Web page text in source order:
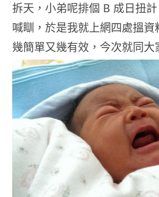
拆天，小弟呢排個 B 成日扭
喊瞓，於是我就上網四處搵
幾簡單又幾有效，今次就同大